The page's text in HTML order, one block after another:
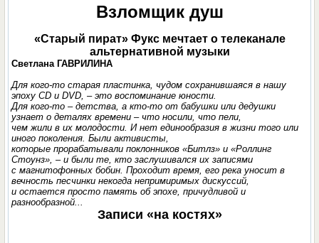
Взломщик душ
«Старый пират» Фукс мечтает о телеканале
альтернативной музыки
Светлана ГАВРИЛИНА
Для кого-то старая пластинка, чудом сохранившаяся в нашу
эпоху CD и DVD, – это воспоминание юности.
Для кого-то – детства, а кто-то от бабушки или дедушки
узнает о деталях времени – что носили, что пели,
чем жили в их молодости. И нет единообразия в жизни того или
иного поколения. Были активисты,
которые прорабатывали поклонников «Битлз» и «Роллинг
Стоунз», – и были те, кто заслушивался их записями
с магнитофонных бобин. Проходит время, его река уносит в
вечность песчинки некогда непримиримых дискуссий,
и остается просто память об эпохе, причудливой и
разнообразной...
Записи «на костях»